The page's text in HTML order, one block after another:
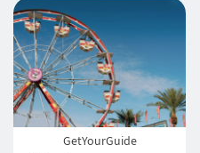
GetYourGuide